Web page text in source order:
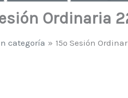
Ordinaria
categoría 15º Sesión